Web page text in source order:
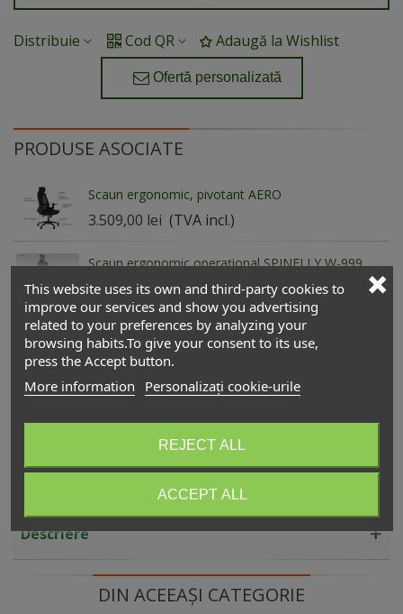
Distribuie Cod QR Adaugă la Wishlist
Ofertă personalizată
PRODUSE ASOCIATE
Scaun ergonomic, pivotant AERO
3.509,00 lei (TVA incl.)
Scaun ergonomic operațional SPINELLY W-999
3.750,00 lei (TVA incl.)
Scaun ergonomic operațional NEZ
2.090,00 lei (TVA incl.)
Scaun ergonomic HERO
3.890,00 lei (TVA incl.)
Descriere
DIN ACEEAȘI CATEGORIE
This website uses its own and third-party cookies to
improve our services and show you advertising
related to your preferences by analyzing your
browsing habits.To give your consent to its use,
press the Accept button.
More information
Personalizați cookie-urile
REJECT ALL
ACCEPT ALL